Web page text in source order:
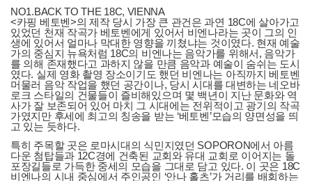
NO1.BACK TO THE 18C, VIENNA
<카핑 베토벤>의 제작 당시 가장 큰 관건은 과연 18C에 살아가고
있었던 천재 작곡가 베토벤에게 있어서 비엔나라는 곳이 그의 인
생에 있어서 얼마나 막대한 영향을 끼쳤냐는 것이였다. 현재 예술
가의 중심지 뉴욕처럼 18C의 비엔나는 음악가를 위해서, 음악가
를 의해 존재했다고 과하지 않을 만큼 음악과 예술이 숨쉬는 도시
였다. 실제 영화 촬영 장소이기도 했던 비엔나는 아직까지 베토벤
머물러 음악 작업을 했던 공간이나, 당시 시대를 대변하는 네오바
로크 스타일의 건물들이 즐비해있으며 몇 백년이 지난 문화와 역
사가 잘 보존되어 있어 마치 그 시대에는 전위적이고 광기의 작곡
가였지만 후세에 최고의 칭송을 받는 ‘베토벤’모습의 양면성을 띄
고 있는 듯하다.
특히 주목할 곳은 로마시대의 식민지였던 SOPORON에서 아름
다운 첨탑들과 12C경에 건축된 교회와 유대 교회로 이어지는 돌
포장길들로 가득한 중세의 모습을 그대로 담고 있다. 이 곳은 18C
비엔나의 시내 중심에서 주인공인 ‘안나 홀츠’가 거리를 배회하는